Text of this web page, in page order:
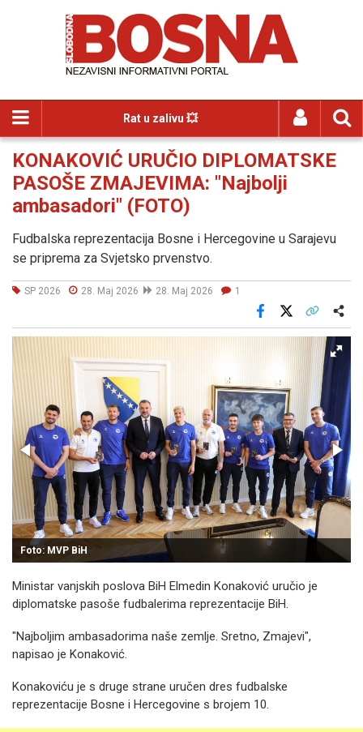
Rat u zalivu 💥
KONAKOVIĆ URUČIO DIPLOMATSKE
PASOŠE ZMAJEVIMA: "Najbolji
ambasadori" (FOTO)
Fudbalska reprezentacija Bosne i Hercegovine u Sarajevu
se priprema za Svjetsko prvenstvo.
SP 2026 28. Maj 2026 28. Maj 2026 1
Facebook
Foto: MVP BiH
Ministar vanjskih poslova BiH Elmedin Konaković uručio je
diplomatske pasoše fudbalerima reprezentacije BiH.
"Najboljim ambasadorima naše zemlje. Sretno, Zmajevi",
napisao je Konaković.
Konakoviću je s druge strane uručen dres fudbalske
reprezentacije Bosne i Hercegovine s brojem 10.